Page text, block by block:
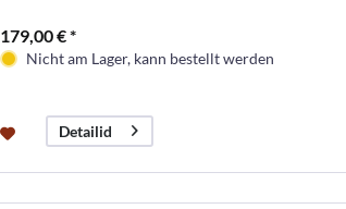
179,00 € *
Nicht am Lager, kann bestellt werden
Detailid